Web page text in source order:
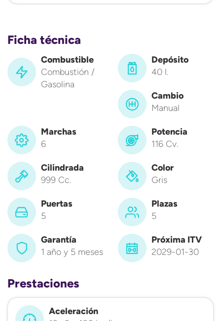
Ficha técnica
Combustible
Combustión /
Gasolina
Depósito
40 l.
Cambio
Manual
Marchas
6
Potencia
116 Cv.
Cilindrada
999 Cc.
Color
Gris
Puertas
5
Plazas
5
Garantía
1 año y 5 meses
Próxima ITV
2029-01-30
Prestaciones
Aceleración